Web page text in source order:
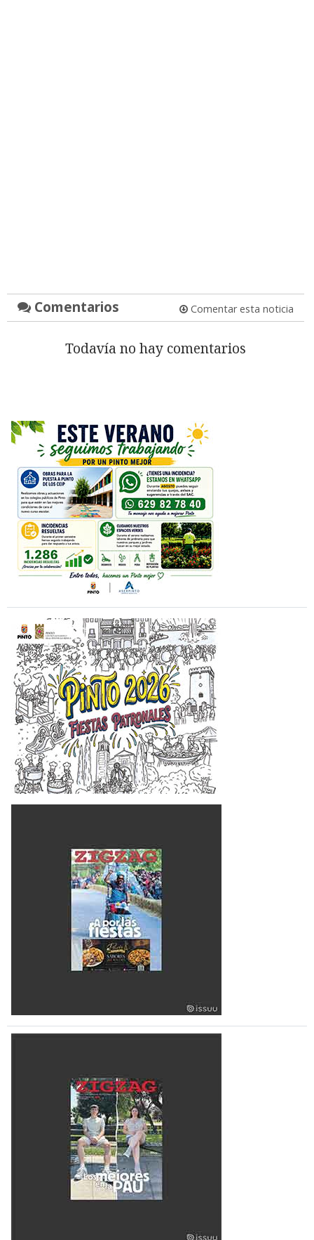
Comentarios Comentar esta noticia
Todavía no hay comentarios